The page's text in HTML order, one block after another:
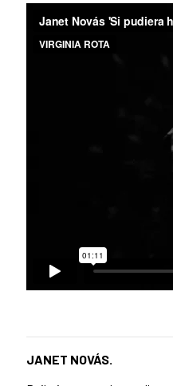
JANET NOVÁS.